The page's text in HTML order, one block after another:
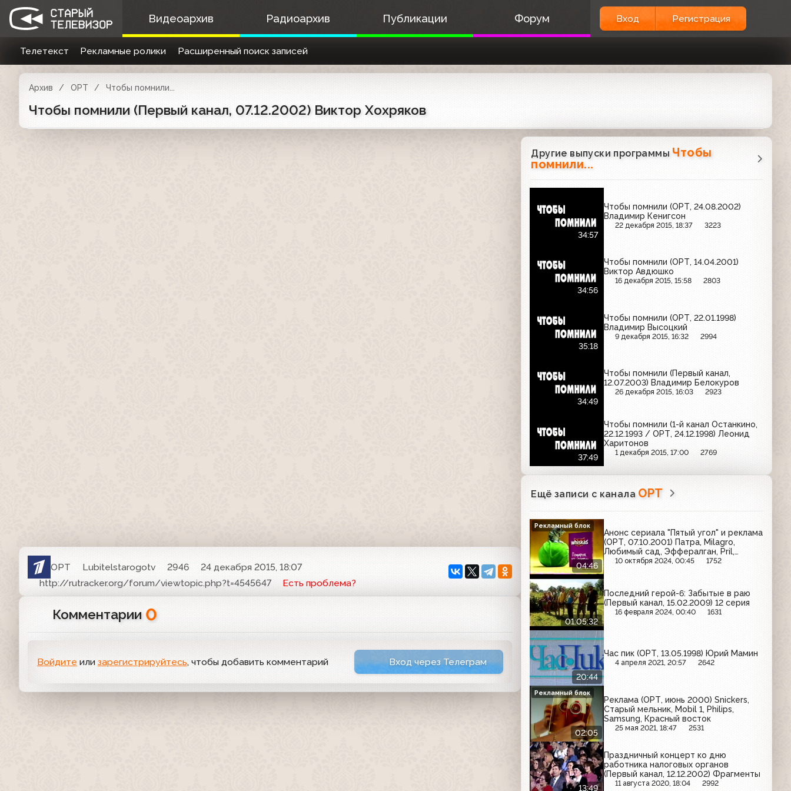
Видеоархив Радиоархив Публикации Форум Вход Регистрация
Телетекст Рекламные ролики Расширенный поиск записей
Архив ОРТ Чтобы помнили...
Чтобы помнили (Первый канал, 07.12.2002) Виктор Хохряков
ОРТ Lubitelstarogotv 2946
24 декабря 2015, 18:07
http://rutracker.org/forum/viewtopic.php?t=4545647
Есть проблема?
Комментарии 0
Войдите или зарегистрируйтесь, чтобы добавить комментарий Вход через Телеграм
Другие выпуски программы Чтобы
помнили...
34:57
Чтобы помнили (ОРТ, 24.08.2002)
Владимир Кенигсон
22 декабря 2015, 18:37 3223
34:56
Чтобы помнили (ОРТ, 14.04.2001)
Виктор Авдюшко
16 декабря 2015, 15:58 2803
35:18
Чтобы помнили (ОРТ, 22.01.1998)
Владимир Высоцкий
9 декабря 2015, 16:32 2994
34:49
Чтобы помнили (Первый канал,
12.07.2003) Владимир Белокуров
26 декабря 2015, 16:03 2923
37:49
Чтобы помнили (1-й канал Останкино,
22.12.1993 / ОРТ, 24.12.1998) Леонид
Харитонов
1 декабря 2015, 17:00 2769
Ещё записи с канала ОРТ
04:46
Анонс сериала "Пятый угол" и реклама
(ОРТ, 07.10.2001) Патра, Milagro,
Любимый сад, Эффералган, Pril,
Whiskas, Samsung, Мезим, Carefree,
10 октября 2024, 00:45 1752
Рекламный блок
01:05:32
Последний герой-6: Забытые в раю
(Первый канал, 15.02.2009) 12 серия
16 февраля 2024, 00:40 1631
20:44
Час пик (ОРТ, 13.05.1998) Юрий Мамин
4 апреля 2021, 20:57 2642
02:05
Реклама (ОРТ, июнь 2000) Snickers,
Старый мельник, Mobil 1, Philips,
Samsung, Красный восток
25 мая 2021, 18:47 2531
Рекламный блок
13:49
Праздничный концерт ко дню
работника налоговых органов
(Первый канал, 12.12.2002) Фрагменты
11 августа 2020, 18:04 2992